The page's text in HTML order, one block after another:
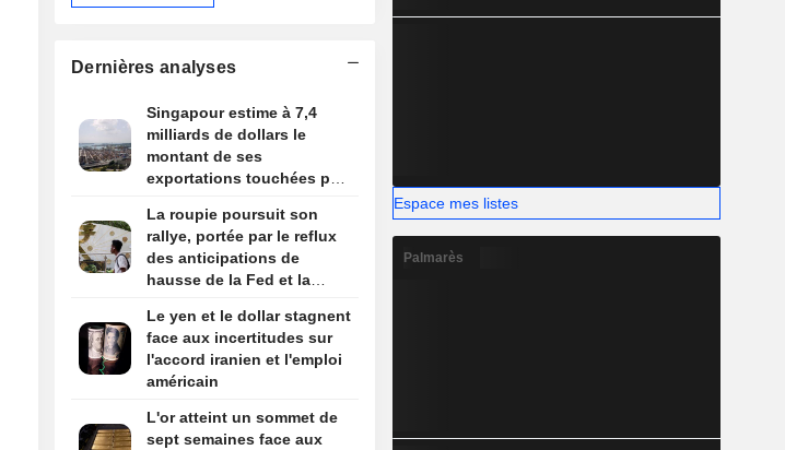
Dernières analyses
Singapour estime à 7,4
milliards de dollars le
montant de ses
exportations touchées par
douaniers américains
La roupie poursuit son
rallye, portée par le reflux
des anticipations de
hausse de la Fed et la
Le yen et le dollar stagnent
face aux incertitudes sur
l'accord iranien et l'emploi
américain
L'or atteint un sommet de
sept semaines face aux
Espace mes listes
Palmarès